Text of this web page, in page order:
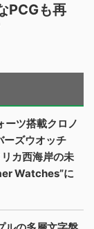
PCGも再
ーツ搭載クロノ
ズウオッチ
リカ西海岸の未
Watches”に